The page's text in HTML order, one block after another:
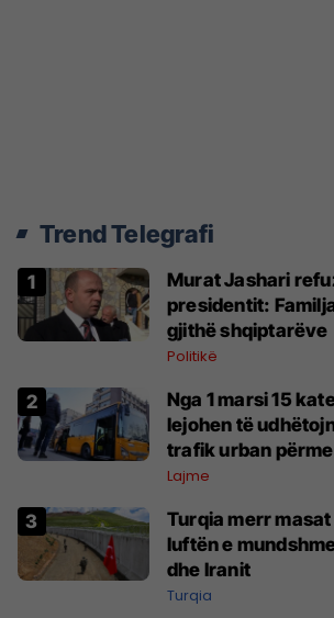
Trend Telegrafi
Murat Jashari
presidentit:
gjithë shqiptarëve
Politikë
Nga 1 marsi 15
lejohen të
trafik urban
Digjitale
Lajme
Turqia merr
luftën e
dhe Iranit
Turqia